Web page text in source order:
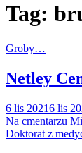
Tag:
Groby…
Netley
6 lis 20216 lis
Na cmentarzu
Doktorat z